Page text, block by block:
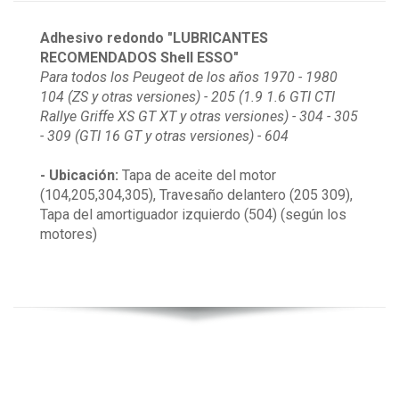
Adhesivo redondo "LUBRICANTES
RECOMENDADOS Shell ESSO"
Para todos los Peugeot de los años 1970 - 1980
104 (ZS y otras versiones) - 205 (1.9 1.6 GTI CTI
Rallye Griffe XS GT XT y otras versiones) - 304 - 305
- 309 (GTI 16 GT y otras versiones) - 604
- Ubicación: Tapa de aceite del motor
(104,205,304,305), Travesaño delantero (205 309),
Tapa del amortiguador izquierdo (504) (según los
motores)